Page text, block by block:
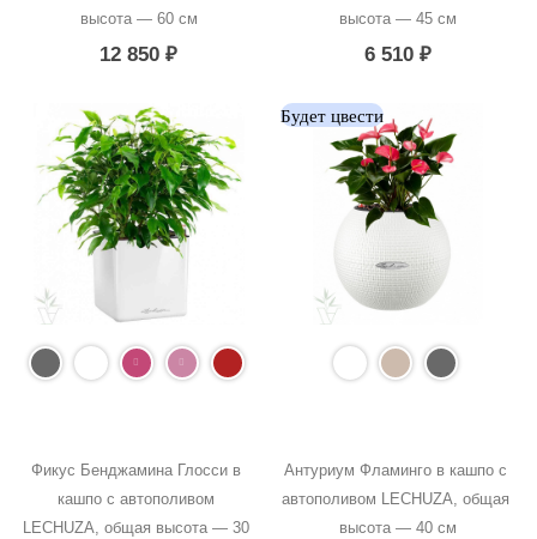
высота — 60 см
12 850₽
высота — 45 см
6 510₽
Фикус Бенджамина Глосси в
кашпо с автополивом
LECHUZA, общая высота — 30
Будет цвести
Антуриум Фламинго в кашпо с
автополивом LECHUZA, общая
высота — 40 см